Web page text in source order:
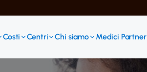
Costi Centri Chi siamo Medici Partner